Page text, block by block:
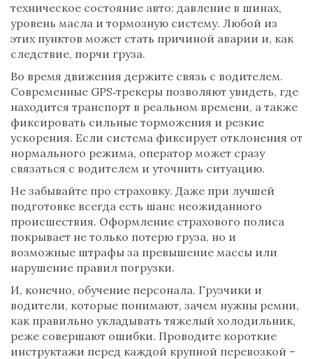
техническое состояние авто: давление в шинах,
уровень масла и тормозную систему. Любой из
этих пунктов может стать причиной аварии и, как
следствие, порчи груза.
Во время движения держите связь с водителем.
Современные GPS‑трекеры позволяют увидеть, где
находится транспорт в реальном времени, а также
фиксировать сильные торможения и резкие
ускорения. Если система фиксирует отклонения от
нормального режима, оператор может сразу
связаться с водителем и уточнить ситуацию.
Не забывайте про страховку. Даже при лучшей
подготовке всегда есть шанс неожиданного
происшествия. Оформление страхового полиса
покрывает не только потерю груза, но и
возможные штрафы за превышение массы или
нарушение правил погрузки.
И, конечно, обучение персонала. Грузчики и
водители, которые понимают, зачем нужны ремни,
как правильно укладывать тяжелый холодильник,
реже совершают ошибки. Проводите короткие
инструктажи перед каждой крупной перевозкой –